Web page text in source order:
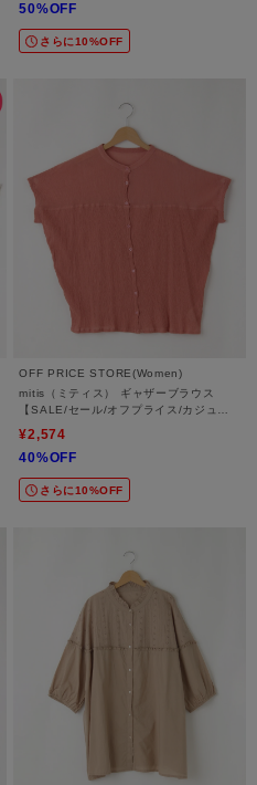
50%OFF
さらに10%OFF
OFF PRICE STORE(Women)
mitis（ミティス） ギャザーブラウス
【SALE/セール/オフプライス/カジュア
¥2,574
40%OFF
さらに10%OFF